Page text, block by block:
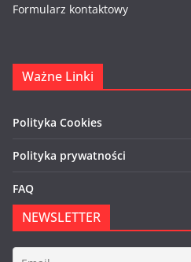
Formularz kontaktowy
Ważne Linki
Polityka Cookies
Polityka prywatności
FAQ
NEWSLETTER